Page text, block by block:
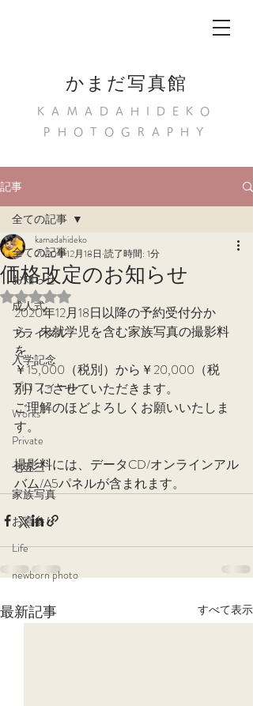
かまだ写真館
KAMADAHIDEKO
PHOTOGRAPHY
記事
全ての記事
お知らせ
成人式
ブライダル
入学記念
プロフィール
Works
Private
七五三
家族写真
お宮参り
Life
newborn photo
全ての記事
価格改定のお知らせ
kamadahideko
2020年12月18日 読了時間: 1分
5つ星のうちNaNと評価されています。
2020年12月18日以降の予約受付分か
ら、未就学児を含む家族写真の撮影料
を
￥15,000（税別）から￥20,000（税
別）にさせていただきます。
ご理解のほどよろしくお願いいたしま
す。
撮影料には、データCD/オンラインアル
バム/A5パネルが含まれます。
最新記事 すべて表示